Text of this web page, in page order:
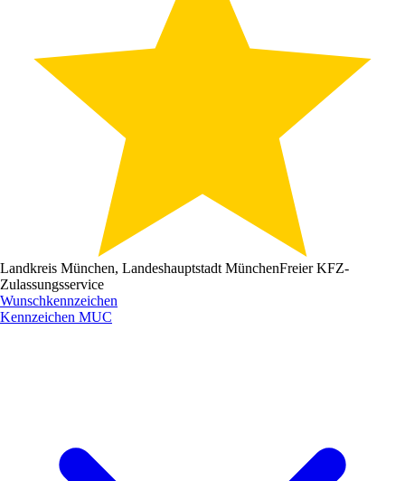
Landkreis München, Landeshauptstadt MünchenFreier KFZ-
Zulassungsservice
Wunschkennzeichen
Kennzeichen MUC